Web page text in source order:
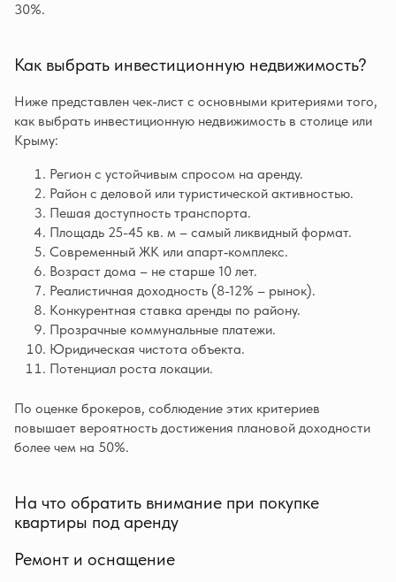
30%.
Как выбрать инвестиционную недвижимость?
Ниже представлен чек-лист с основными критериями того,
как выбрать инвестиционную недвижимость в столице или
Крыму:
Регион с устойчивым спросом на аренду.
Район с деловой или туристической активностью.
Пешая доступность транспорта.
Площадь 25-45 кв. м – самый ликвидный формат.
Современный ЖК или апарт‑комплекс.
Возраст дома – не старше 10 лет.
Реалистичная доходность (8-12% – рынок).
Конкурентная ставка аренды по району.
Прозрачные коммунальные платежи.
Юридическая чистота объекта.
Потенциал роста локации.
По оценке брокеров, соблюдение этих критериев
повышает вероятность достижения плановой доходности
более чем на 50%.
На что обратить внимание при покупке
квартиры под аренду
Ремонт и оснащение